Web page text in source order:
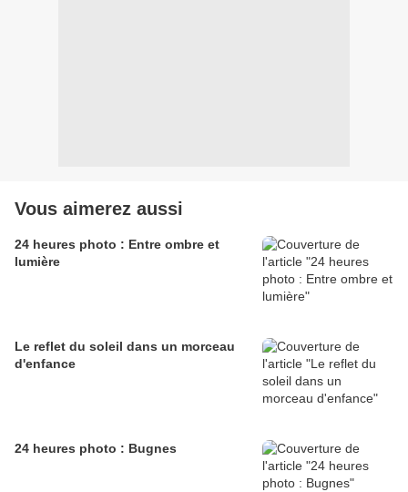
Vous aimerez aussi
24 heures photo : Entre ombre et
lumière
Le reflet du soleil dans un morceau
d'enfance
24 heures photo : Bugnes